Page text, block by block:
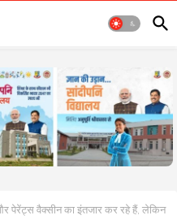
पेरेंट्स वैक्सीन का इंतजार कर रहे हैं, लेकिन